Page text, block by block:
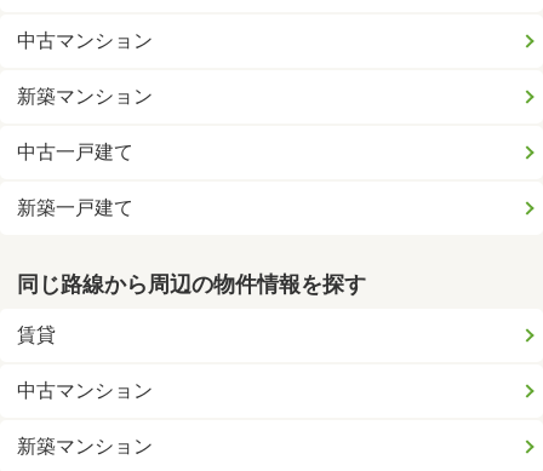
中古マンション
新築マンション
中古一戸建て
新築一戸建て
同じ路線から周辺の物件情報を探す
賃貸
中古マンション
新築マンション